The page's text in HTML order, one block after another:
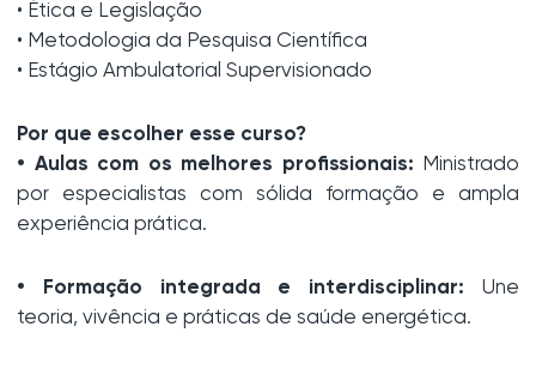
• Ética e Legislação
• Metodologia da Pesquisa Científica
• Estágio Ambulatorial Supervisionado
Por que escolher esse curso?
• Aulas com os melhores profissionais: Ministrado
por especialistas com sólida formação e ampla
experiência prática.
• Formação integrada e interdisciplinar: Une
teoria, vivência e práticas de saúde energética.